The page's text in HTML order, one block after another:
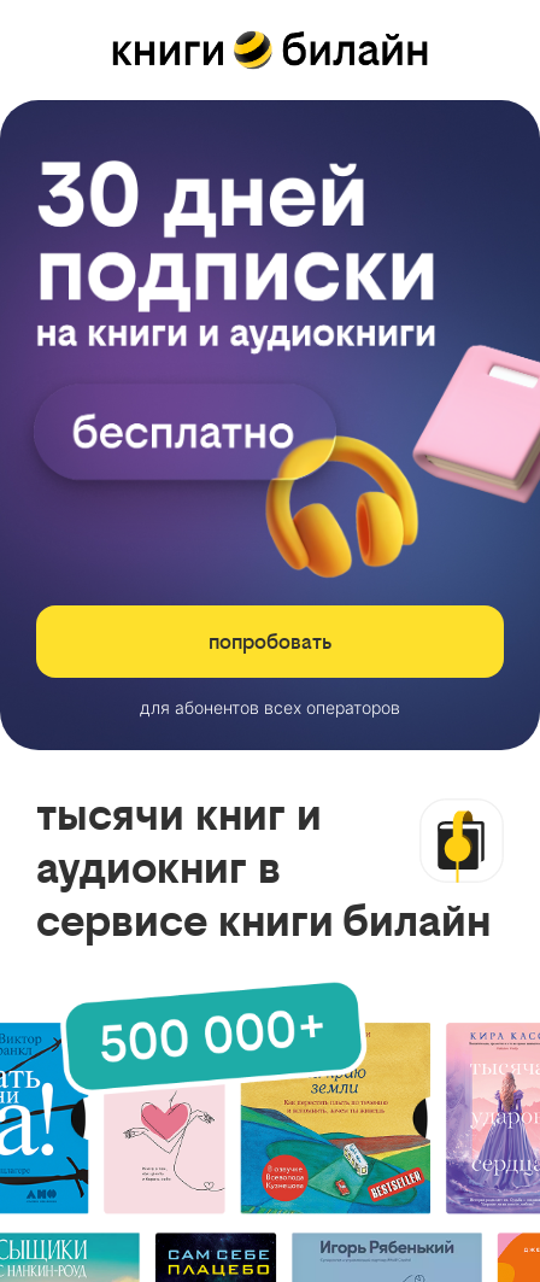
попробовать
для абонентов всех операторов
тысячи книг и
аудиокниг в
сервисе книги билайн